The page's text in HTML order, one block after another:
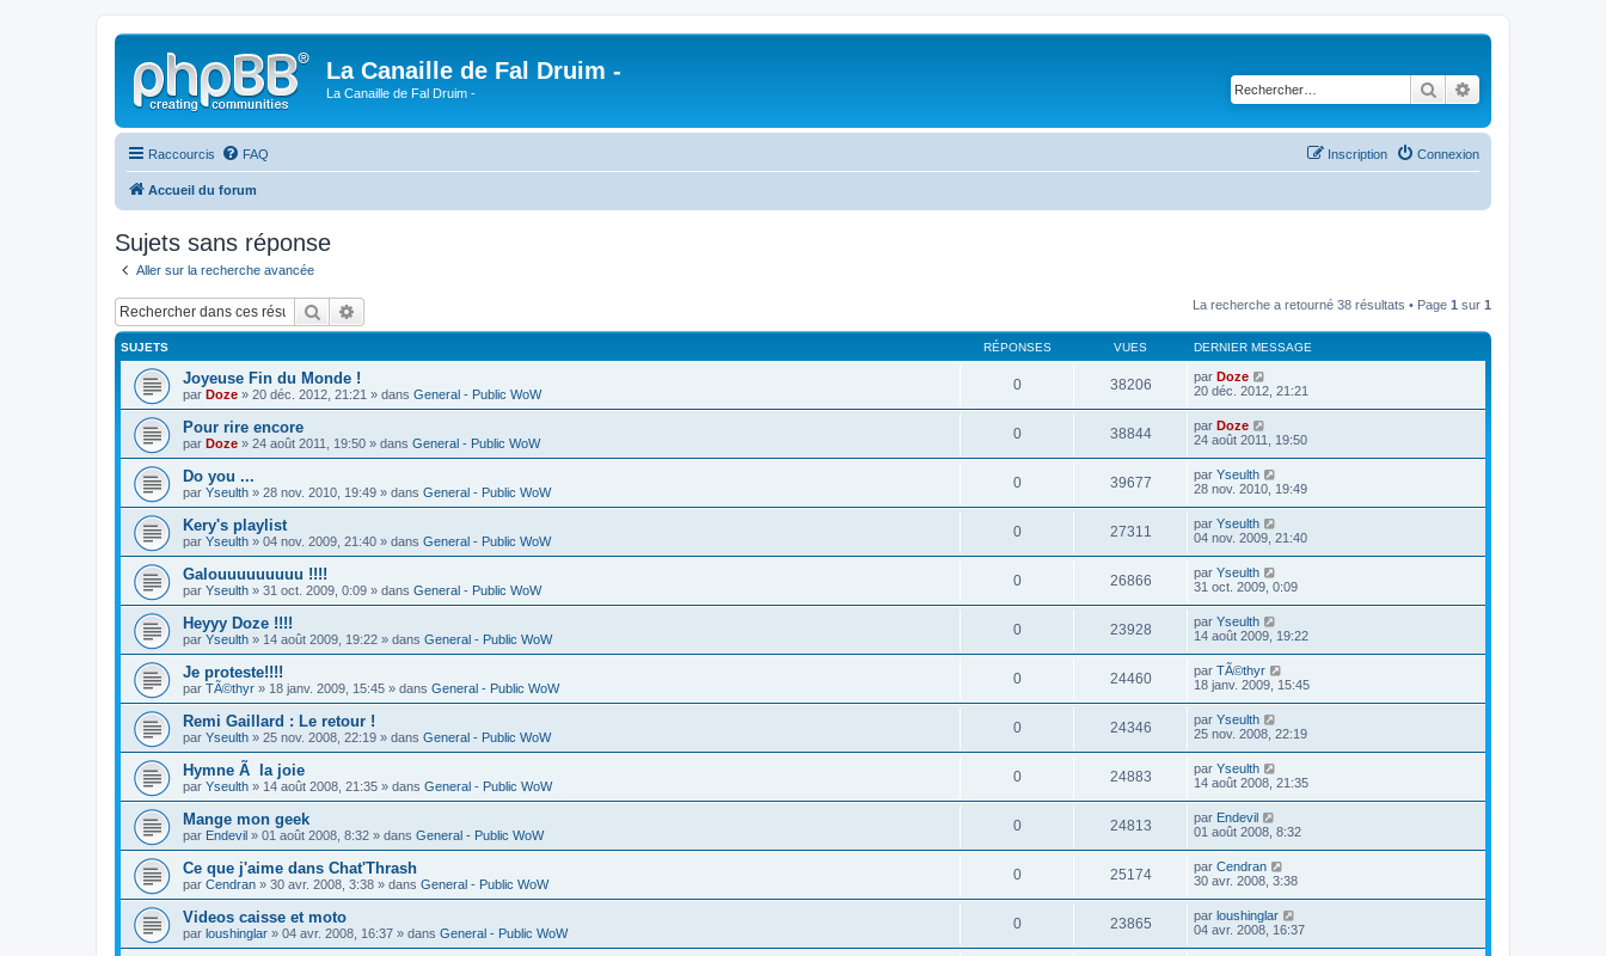
La Canaille de Fal Druim -
La Canaille de Fal Druim - Rechercher
Raccourcis FAQ Connexion
Inscription
Accueil du forum
Sujets sans réponse
Aller sur la recherche avancée
Rechercher La recherche a retourné 38 résultats • Page 1 sur 1
SUJETS RÉPONSES VUES DERNIER MESSAGE
Joyeuse Fin du Monde !
par Doze » 20 déc. 2012, 21:21 » dans General - Public WoW
0 38206 par Doze
20 déc. 2012, 21:21
Pour rire encore
par Doze » 24 août 2011, 19:50 » dans General - Public WoW
0 38844 par Doze
24 août 2011, 19:50
Do you ...
par Yseulth » 28 nov. 2010, 19:49 » dans General - Public WoW
0 39677 par Yseulth
28 nov. 2010, 19:49
Kery's playlist
par Yseulth » 04 nov. 2009, 21:40 » dans General - Public WoW
0 27311 par Yseulth
04 nov. 2009, 21:40
Galouuuuuuuuu !!!!
par Yseulth » 31 oct. 2009, 0:09 » dans General - Public WoW
0 26866 par Yseulth
31 oct. 2009, 0:09
Heyyy Doze !!!!
par Yseulth » 14 août 2009, 19:22 » dans General - Public WoW
0 23928 par Yseulth
14 août 2009, 19:22
Je proteste!!!!
par TÃ©thyr » 18 janv. 2009, 15:45 » dans General - Public WoW
0 24460 par TÃ©thyr
18 janv. 2009, 15:45
Remi Gaillard : Le retour !
par Yseulth » 25 nov. 2008, 22:19 » dans General - Public WoW
0 24346 par Yseulth
25 nov. 2008, 22:19
Hymne Ã la joie
par Yseulth » 14 août 2008, 21:35 » dans General - Public WoW
0 24883 par Yseulth
14 août 2008, 21:35
Mange mon geek
par Endevil » 01 août 2008, 8:32 » dans General - Public WoW
0 24813 par Endevil
01 août 2008, 8:32
Ce que j'aime dans Chat'Thrash
par Cendran » 30 avr. 2008, 3:38 » dans General - Public WoW
0 25174 par Cendran
30 avr. 2008, 3:38
Videos caisse et moto
par loushinglar » 04 avr. 2008, 16:37 » dans General - Public WoW
0 23865 par loushinglar
04 avr. 2008, 16:37